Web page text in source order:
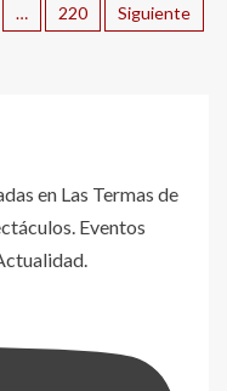
… 220 Siguiente
en Las Termas de
Eventos